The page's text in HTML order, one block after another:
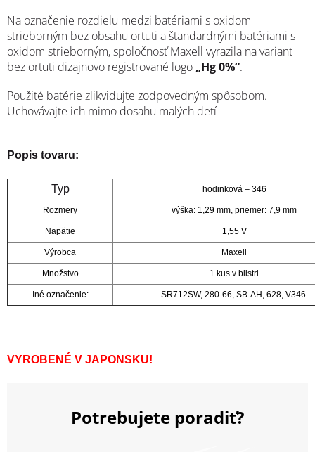
Na označenie rozdielu medzi batériami s oxidom
strieborným bez obsahu ortuti a štandardnými batériami s
oxidom strieborným, spoločnosť Maxell vyrazila na variant
bez ortuti dizajnovo registrované logo „Hg 0%“.
Použité batérie zlikvidujte zodpovedným spôsobom.
Uchovávajte ich mimo dosahu malých detí
Popis tovaru:
Typ hodinková – 346
Rozmery výška: 1,29 mm, priemer: 7,9 mm
Napätie 1,55 V
Výrobca Maxell
Množstvo 1 kus v blistri
Iné označenie: SR712SW, 280-66, SB-AH, 628, V346
VYROBENÉ V JAPONSKU!
Potrebujete poradiť?